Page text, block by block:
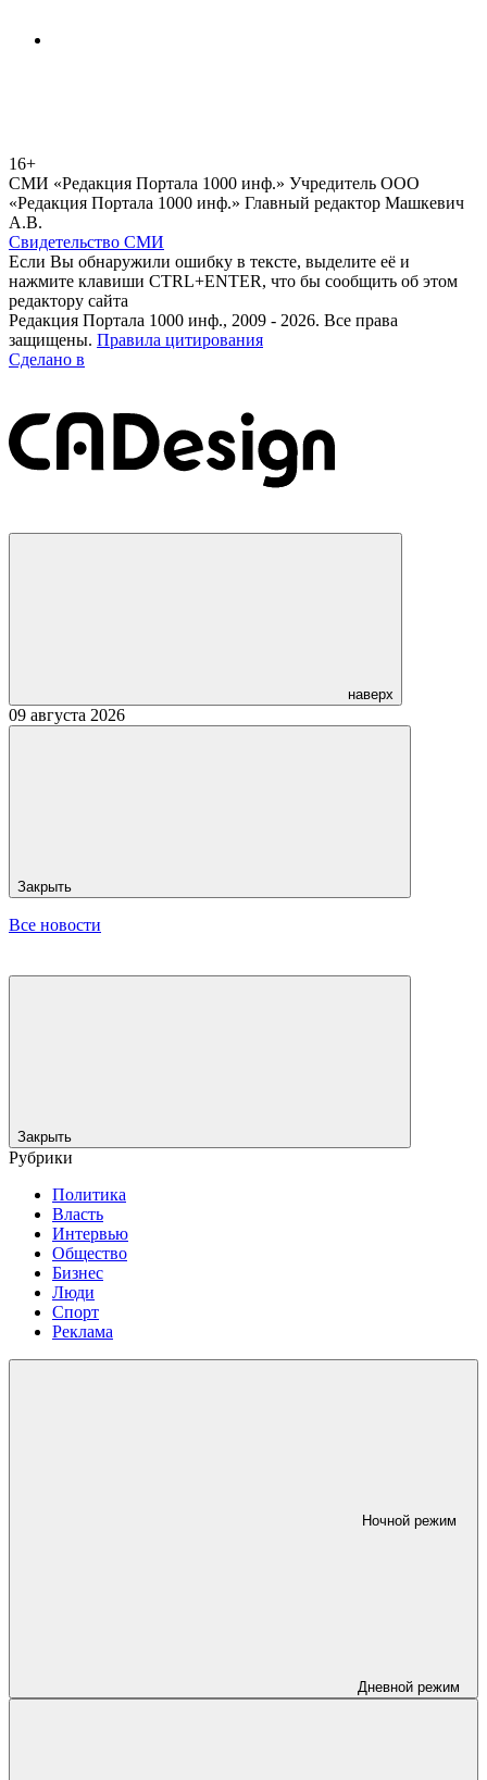
16+
СМИ «Редакция Портала 1000 инф.» Учредитель ООО
«Редакция Портала 1000 инф.» Главный редактор Машкевич
А.В.
Свидетельство СМИ
Если Вы обнаружили ошибку в тексте, выделите её и
нажмите клавиши CTRL+ENTER, что бы сообщить об этом
редактору сайта
Редакция Портала 1000 инф., 2009 - 2026. Все права
защищены. Правила цитирования
Сделано в
наверх
09 августа 2026
Закрыть
Все новости
Закрыть
Рубрики
Политика
Власть
Интервью
Общество
Бизнес
Люди
Спорт
Реклама
Ночной режим
Дневной режим